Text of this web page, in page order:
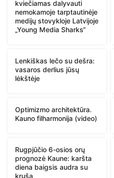
kviečiamas dalyvauti
nemokamoje tarptautinėje
medijų stovykloje Latvijoje
„Young Media Sharks“
Lenkiškas lečo su dešra:
vasaros derlius jūsų
lėkštėje
Optimizmo architektūra.
Kauno filharmonija (video)
Rugpjūčio 6-osios orų
prognozė Kaune: karšta
diena baigsis audra su
kruša